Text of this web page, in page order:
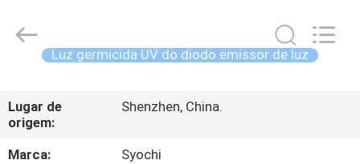
PRODUTOS
Shenzhen
Syochi
Electronics
Reserved.
Luz germicida UV do diodo emissor de luz
Lugar de
origem:
Shenzhen, China.
Marca:
Syochi